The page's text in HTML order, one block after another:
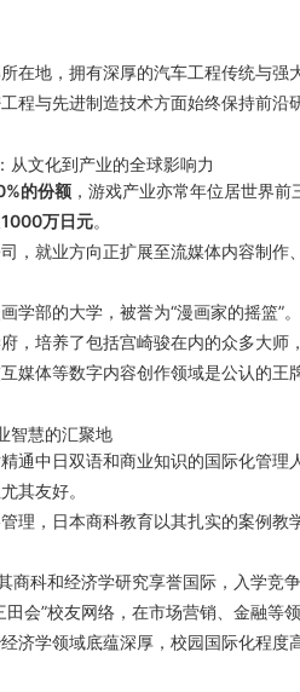
在地，拥有深厚的汽车工程传统与强
程与先进制造技术方面始终保持前沿
从文化到产业的全球影响力
的份额 ，游戏产业亦常年位居世界
1000万日元。
，就业方向正扩展至流媒体内容制作
学部的大学，被誉为“漫画家的摇篮”。
，培养了包括宫崎骏在内的众多大师
媒体等数字内容创作领域是公认的王牌
智慧的汇聚地
通中日双语和商业知识的国际化管理
其友好。
理，日本商科教育以其扎实的案例教
商科和经济学研究享誉国际，入学竞争
田会”校友网络，在市场营销、金融等
济学领域底蕴深厚，校园国际化程度高